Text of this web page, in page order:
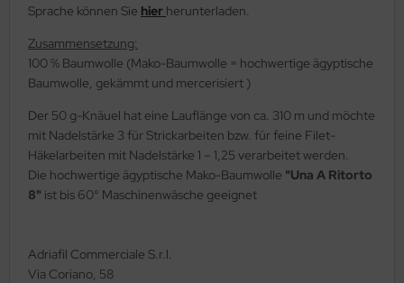
Sprache können Sie hier herunterladen.
Zusammensetzung:
100 % Baumwolle (Mako-Baumwolle = hochwertige ägyptische
Baumwolle, gekämmt und mercerisiert )
Der 50 g-Knäuel hat eine Lauflänge von ca. 310 m und möchte
mit Nadelstärke 3 für Strickarbeiten bzw. für feine Filet-
Häkelarbeiten mit Nadelstärke 1 – 1,25 verarbeitet werden.
Die hochwertige ägyptische Mako-Baumwolle "Una A Ritorto
8" ist bis 60° Maschinenwäsche geeignet
Adriafil Commerciale S.r.l.
Via Coriano, 58